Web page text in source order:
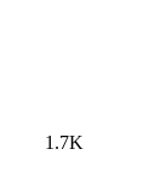
1.7K